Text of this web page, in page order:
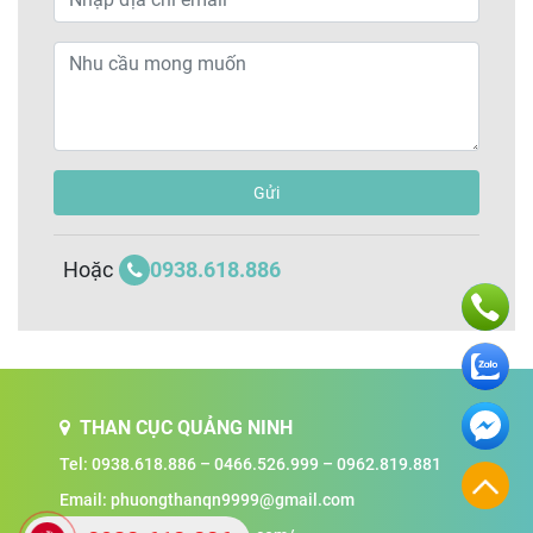
Gửi
Hoặc 0938.618.886
THAN CỤC QUẢNG NINH
Tel: 0938.618.886 – 0466.526.999 – 0962.819.881
Email: phuongthanqn9999@gmail.com